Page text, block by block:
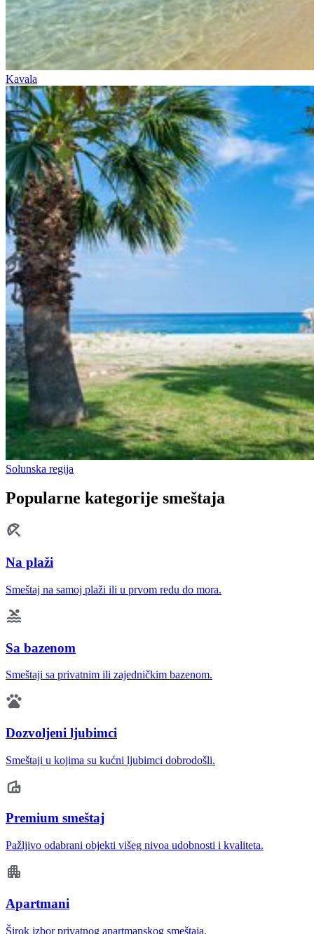
Kavala
Solunska regija
Popularne kategorije smeštaja
Na plaži
Smeštaj na samoj plaži ili u prvom redu do mora.
Sa bazenom
Smeštaji sa privatnim ili zajedničkim bazenom.
Dozvoljeni ljubimci
Smeštaji u kojima su kućni ljubimci dobrodošli.
Premium smeštaj
Pažljivo odabrani objekti višeg nivoa udobnosti i kvaliteta.
Apartmani
Širok izbor privatnog apartmanskog smeštaja.